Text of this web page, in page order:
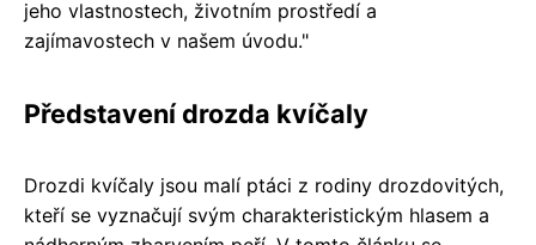
jeho vlastnostech, životním prostředí a
zajímavostech v našem úvodu."
Představení drozda kvíčaly
Drozdi kvíčaly jsou malí ptáci z rodiny drozdovitých,
kteří se vyznačují svým charakteristickým hlasem a